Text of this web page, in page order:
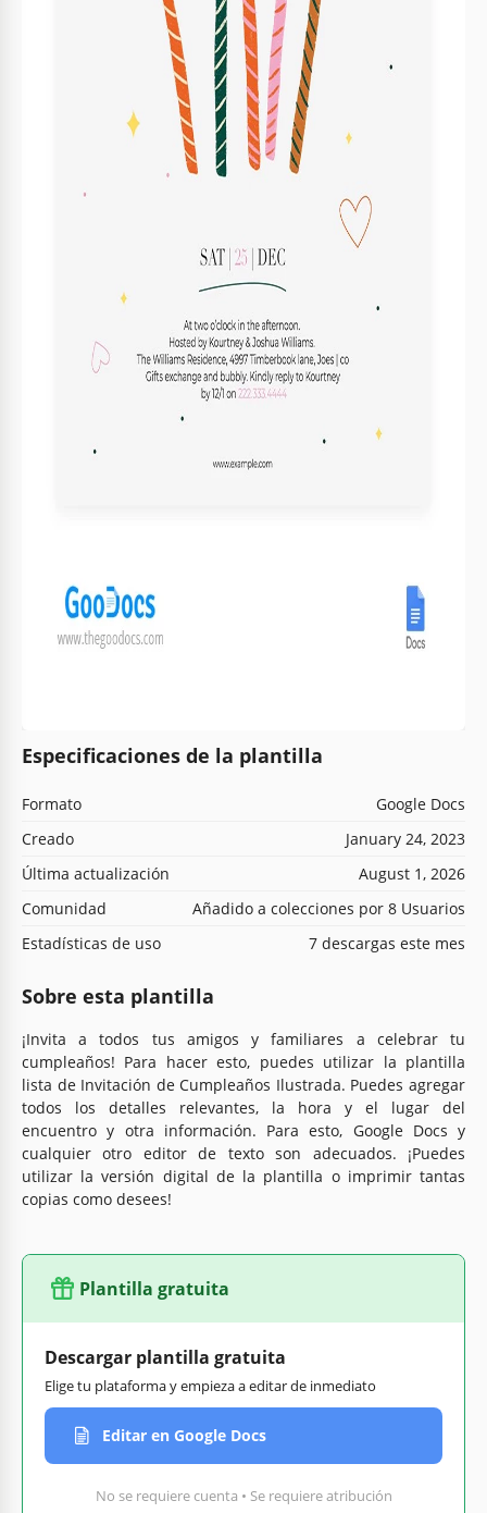
Especificaciones de la plantilla
Formato
Google Docs
Creado
January 24, 2023
Última actualización
August 1, 2026
Comunidad
Añadido a colecciones por 8 Usuarios
Estadísticas de uso
7 descargas este mes
Sobre esta plantilla
¡Invita a todos tus amigos y familiares a celebrar tu
cumpleaños! Para hacer esto, puedes utilizar la plantilla
lista de Invitación de Cumpleaños Ilustrada. Puedes agregar
todos los detalles relevantes, la hora y el lugar del
encuentro y otra información. Para esto, Google Docs y
cualquier otro editor de texto son adecuados. ¡Puedes
utilizar la versión digital de la plantilla o imprimir tantas
copias como desees!
Plantilla gratuita
Descargar plantilla gratuita
Elige tu plataforma y empieza a editar de inmediato
Editar en Google Docs
No se requiere cuenta • Se requiere atribución